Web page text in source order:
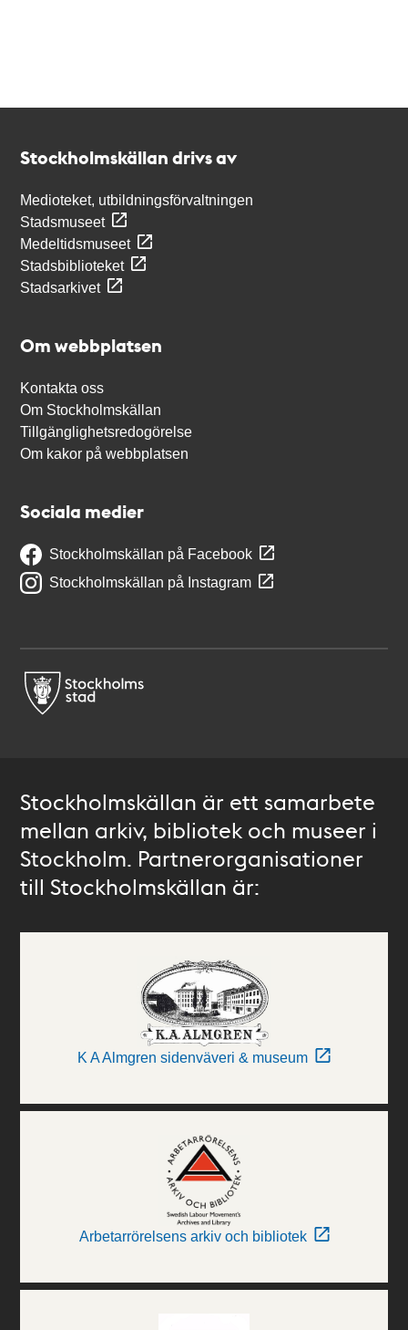
Stockholmskällan drivs av
Medioteket, utbildningsförvaltningen
Stadsmuseet
Medeltidsmuseet
Stadsbiblioteket
Stadsarkivet
Om webbplatsen
Kontakta oss
Om Stockholmskällan
Tillgänglighetsredogörelse
Om kakor på webbplatsen
Sociala medier
Stockholmskällan på Facebook
Stockholmskällan på Instagram
Stockholmskällan är ett samarbete
mellan arkiv, bibliotek och museer i
Stockholm. Partnerorganisationer
till Stockholmskällan är:
K A Almgren sidenväveri & museum
Arbetarrörelsens arkiv och bibliotek